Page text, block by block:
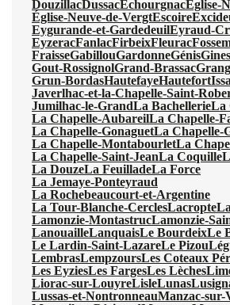
DouzillacDussacÉchourgnacÉglise-
Église-Neuve-de-VergtEscoire
Eygurande-et-GardedeuilEyraud-
EyzeracFanlacFirbeixFleurac
FraisseGabillouGardonneGénis
Gout-RossignolGrand-Brassac
Grun-BordasHautefayeHautefort
Javerlhac-et-la-Chapelle-Saint-
Jumilhac-le-GrandLa BachellerieLa
La Chapelle-AubareilLa Chapelle-
La Chapelle-GonaguetLa Chapelle-
La Chapelle-MontabourletLa
La Chapelle-Saint-JeanLa Coquille
La DouzeLa FeuilladeLa Force
La Jemaye-Ponteyraud
La Rochebeaucourt-et-Argentine
La Tour-Blanche-CerclesLacropte
Lamonzie-MontastrucLamonzie-
LanouailleLanquaisLe BourdeixLe
Le Lardin-Saint-LazareLe Pizou
LembrasLempzoursLes Coteaux
Les EyziesLes FargesLes Lèches
Liorac-sur-LouyreLisleLunas
Lussas-et-NontronneauManzac-sur-